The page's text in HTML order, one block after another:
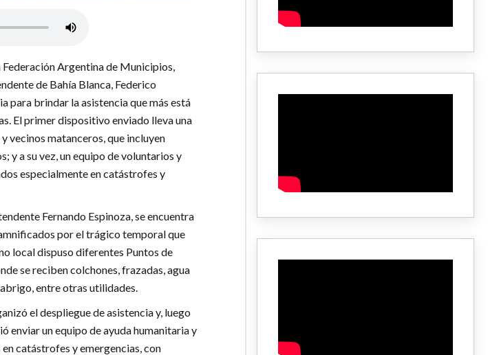
Argentina de Municipios,
de Bahía Blanca, Federico
para brindar la asistencia que más está
El primer dispositivo enviado lleva una
vecinos matanceros, que incluyen
y a su vez, un equipo de voluntarios y
especialmente en catástrofes y
Fernando Espinoza, se encuentra
por el trágico temporal que
local dispuso diferentes Puntos de
se reciben colchones, frazadas, agua
entre otras utilidades.
el despliegue de asistencia y, luego
enviar un equipo de ayuda humanitaria y
catástrofes y emergencias, con